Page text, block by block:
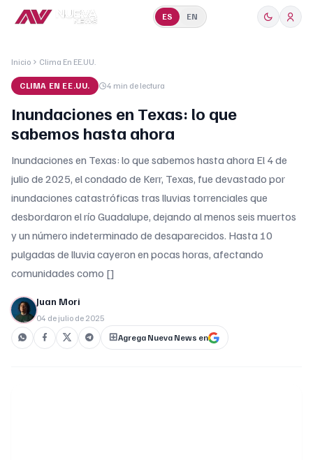
ES EN
Inicio Clima En EE.UU.
CLIMA EN EE.UU. 4 min de lectura
Inundaciones en Texas: lo que
sabemos hasta ahora
Inundaciones en Texas: lo que sabemos hasta ahora El 4 de
julio de 2025, el condado de Kerr, Texas, fue devastado por
inundaciones catastróficas tras lluvias torrenciales que
desbordaron el río Guadalupe, dejando al menos seis muertos
y un número indeterminado de desaparecidos. Hasta 10
pulgadas de lluvia cayeron en pocas horas, afectando
comunidades como []
Juan Mori
04 de julio de 2025
Agrega Nueva News en